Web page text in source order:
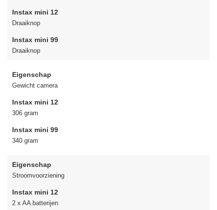
Instax mini 12
Draaiknop
Instax mini 99
Draaiknop
Eigenschap
Gewicht camera
Instax mini 12
306 gram
Instax mini 99
340 gram
Eigenschap
Stroomvoorziening
Instax mini 12
2 x AA batterijen